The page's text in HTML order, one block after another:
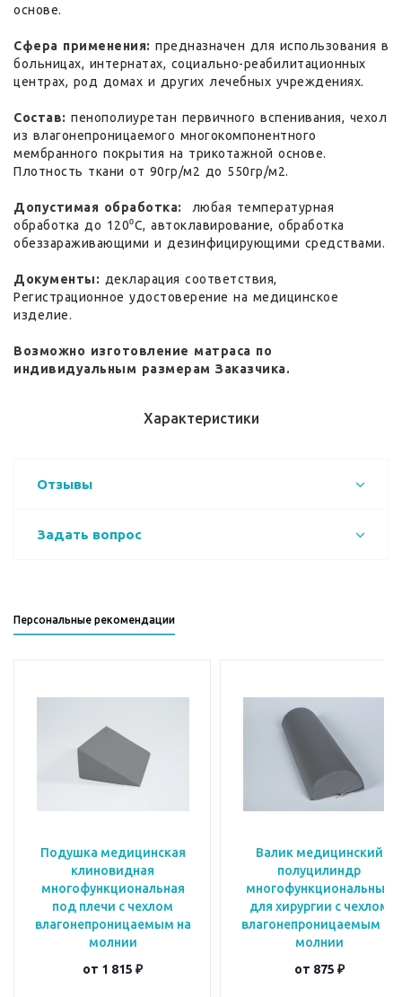
основе.
Сфера применения: предназначен для использования в
больницах, интернатах, социально-реабилитационных
центрах, род домах и других лечебных учреждениях.
Состав: пенополиуретан первичного вспенивания, чехол
из влагонепроницаемого многокомпонентного
мембранного покрытия на трикотажной основе.
Плотность ткани от 90гр/м2 до 550гр/м2.
Допустимая обработка:
любая температурная
обработка до 120⁰С, автоклавирование, обработка
обеззараживающими и дезинфицирующими средствами.
Документы: декларация соответствия,
Регистрационное удостоверение на медицинское
изделие.
Возможно изготовление матраса по
индивидуальным размерам Заказчика.
Характеристики
Отзывы
Задать вопрос
Персональные рекомендации
Подушка медицинская
клиновидная
многофункциональная
под плечи с чехлом
влагонепроницаемым на
молнии
от 1 815 ₽
Валик медицинский
полуцилиндр
многофункциональный
для хирургии с чехлом
влагонепроницаемым на
молнии
от 875 ₽